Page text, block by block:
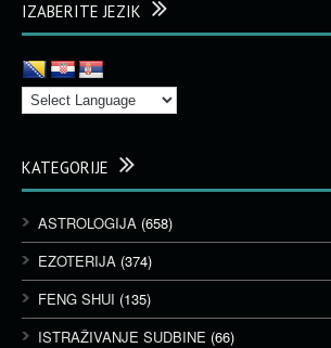
IZABERITE JEZIK
KATEGORIJE
ASTROLOGIJA (658)
EZOTERIJA (374)
FENG SHUI (135)
ISTRAŽIVANJE SUDBINE (66)